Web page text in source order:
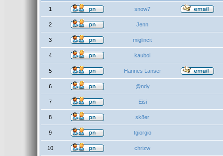
1 snow7
2 Jenn
3 miglincit
4 kauboi
5 Hannes Lanser
6 @ndy
7 Eisi
8 sk8er
9 tgiorgio
10 chrizw